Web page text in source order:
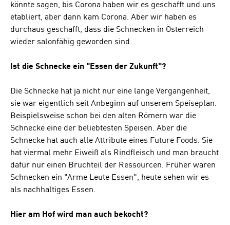
könnte sagen, bis Corona haben wir es geschafft und uns
etabliert, aber dann kam Corona. Aber wir haben es
durchaus geschafft, dass die Schnecken in Österreich
wieder salonfähig geworden sind.
Ist die Schnecke ein "Essen der Zukunft"?
Die Schnecke hat ja nicht nur eine lange Vergangenheit,
sie war eigentlich seit Anbeginn auf unserem Speiseplan.
Beispielsweise schon bei den alten Römern war die
Schnecke eine der beliebtesten Speisen. Aber die
Schnecke hat auch alle Attribute eines Future Foods. Sie
hat viermal mehr Eiweiß als Rindfleisch und man braucht
dafür nur einen Bruchteil der Ressourcen. Früher waren
Schnecken ein "Arme Leute Essen", heute sehen wir es
als nachhaltiges Essen.
Hier am Hof wird man auch bekocht?